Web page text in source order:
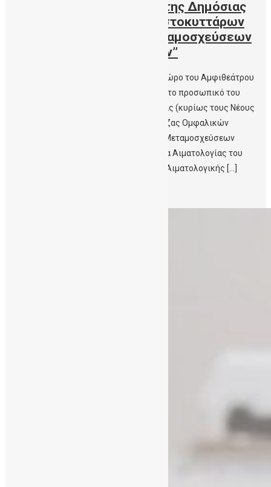
ΓΝ-ΚΥ Σητείας – ‘’ Το Έργο της Δημόσιας
Τράπεζας Ομφαλικών Βλαστοκυττάρων
Κρήτης στο πεδίο των Μεταμοσχεύσεων
Αιματολογικών Νοσημάτων’’
Την παρασκευή 12 -7-2019 ώρα 1μμ στο χώρο του Αμφιθεάτρου
του ΓΝ-ΚΥ Σητείας μίλησε και ενημέρωσε το προσωπικό του
Νοσοκομείου και τους πολίτες της Σητείας (κυρίως τους Νέους
Γονείς) για ‘’ Το Έργο της Δημόσιας Τράπεζας Ομφαλικών
Βλαστοκυττάρων Κρήτης στο πεδίο των Μεταμοσχεύσεων
Αιματολογικών Νοσημάτων’’ η Καθηγήτρια Αιματολογίας του
Πανεπιστημίου Κρήτης , Διευθύντρια της Αιματολογικής […]